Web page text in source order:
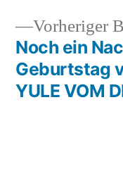
Vorheriger
Noch ein
Geburtstag
YULE VOM